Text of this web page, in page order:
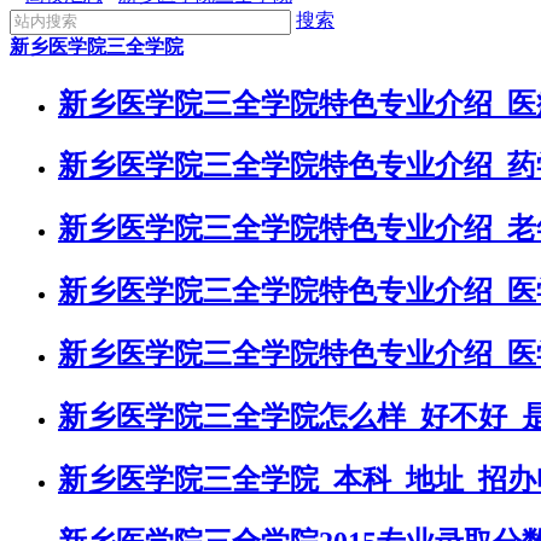
搜索
新乡医学院三全学院
新乡医学院三全学院特色专业介绍_
新乡医学院三全学院特色专业介绍_
新乡医学院三全学院特色专业介绍_
新乡医学院三全学院特色专业介绍_
新乡医学院三全学院特色专业介绍_
新乡医学院三全学院怎么样_好不好_
新乡医学院三全学院_本科_地址_招